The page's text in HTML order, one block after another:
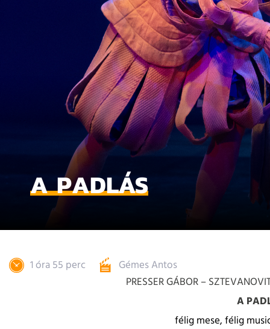
A PADLÁS
1 óra 55 perc
Gémes Antos
PRESSER GÁBOR –
A
félig mese, félig